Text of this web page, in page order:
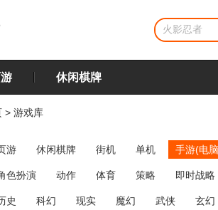
休闲棋牌
> 游戏库
游 休闲棋牌 街机 单机 手游(电
色扮演 动作 体育 策略
即时战略
爱 第三人称射击 棋类 牌类 麻将
史 科幻 现实 魔幻 武侠 玄幻